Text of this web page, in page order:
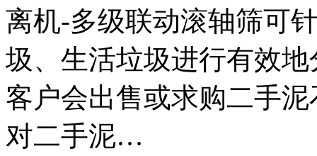
离机-多级联动滚轴筛可
圾、生活垃圾进行有效
客户会出售或求购二手
对二手泥…